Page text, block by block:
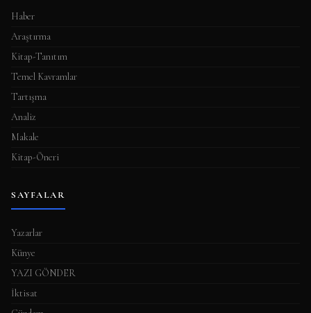
Haber
Araştırma
Kitap-Tanıtım
Temel Kavramlar
Tartışma
Analiz
Makale
Kitap-Öneri
SAYFALAR
Yazarlar
Künye
YAZI GÖNDER
İktisat